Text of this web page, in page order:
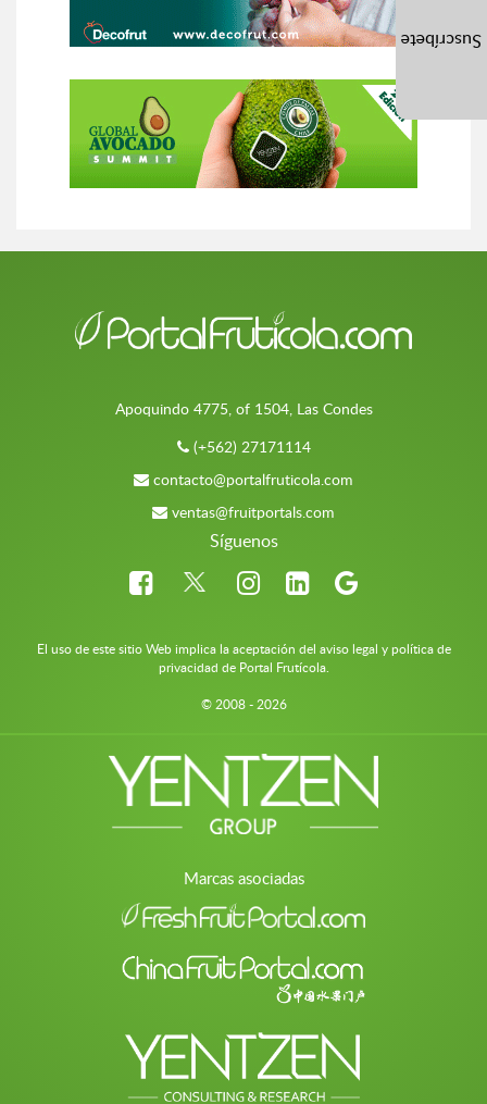
Apoquindo 4775, of 1504, Las Condes
(+562) 27171114
contacto@portalfruticola.com
ventas@fruitportals.com
Síguenos
El uso de este sitio Web implica la aceptación del aviso legal y política de
privacidad de Portal Frutícola.
© 2008 - 2026
Marcas asociadas
Suscríbete